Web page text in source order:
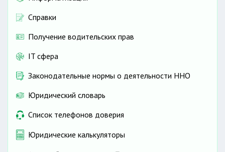
Справки
Получение водительских прав
IT сфера
Законодательные нормы о деятельности ННО
Юридический словарь
Список телефонов доверия
Юридические калькуляторы